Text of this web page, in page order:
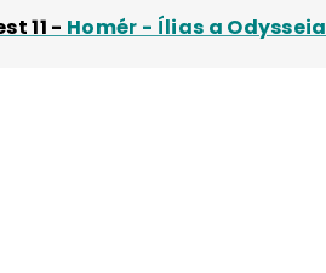
11 - Homér - Ílias a Odysseia